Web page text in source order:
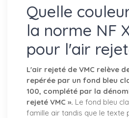
Quelle
la norme NF
pour l'air
L'air rejeté de VMC relève
repérée par un fond bleu
100, complété par la
rejeté VMC ». Le fond bleu
famille air tandis que le texte